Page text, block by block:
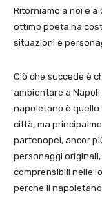
Ritorniamo a noi e
ottimo poeta ha
situazioni e
Ciò che succede è
ambientare a Napoli
napoletano è quello
città, ma
partenopei, ancor
personaggi
comprensibili nelle
perche il